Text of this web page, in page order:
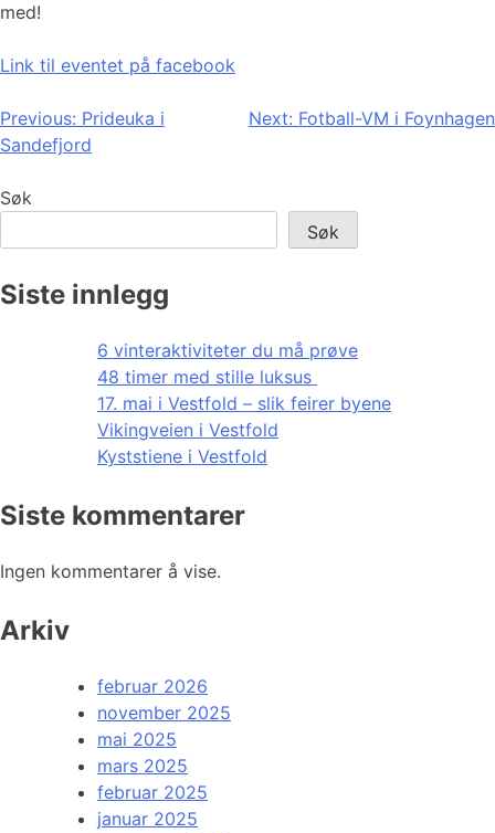
med!
Link til eventet på facebook
Innleggsnavigasjon
Previous: Prideuka i
Sandefjord
Next: Fotball-VM i Foynhagen
Søk
Søk
Siste innlegg
6 vinteraktiviteter du må prøve
48 timer med stille luksus
17. mai i Vestfold – slik feirer byene
Vikingveien i Vestfold
Kyststiene i Vestfold
Siste kommentarer
Ingen kommentarer å vise.
Arkiv
februar 2026
november 2025
mai 2025
mars 2025
februar 2025
januar 2025